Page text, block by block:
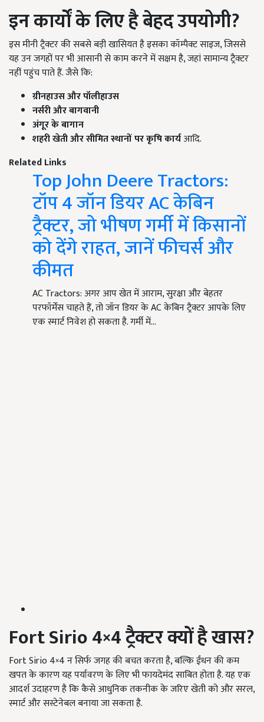
इन कार्यों के लिए है बेहद उपयोगी?
इस मीनी ट्रैक्टर की सबसे बड़ी खासियत है इसका कॉम्पैक्ट साइज, जिससे
यह उन जगहों पर भी आसानी से काम करने में सक्षम है, जहां सामान्य ट्रैक्टर
नहीं पहुंच पाते हैं. जैसे कि:
ग्रीनहाउस और पॉलीहाउस
नर्सरी और बागवानी
अंगूर के बागान
शहरी खेती और सीमित स्थानों पर कृषि कार्यआदि.
Related Links
Top John Deere Tractors:
टॉप 4 जॉन डियर AC केबिन
ट्रैक्टर, जो भीषण गर्मी में किसानों
को देंगे राहत, जानें फीचर्स और
कीमत
AC Tractors: अगर आप खेत में आराम, सुरक्षा और बेहतर
परफॉर्मेंस चाहते हैं, तो जॉन डियर के AC केबिन ट्रैक्टर आपके लिए
एक स्मार्ट निवेश हो सकता है. गर्मी में…
Fort Sirio 4×4ट्रैक्टर क्यों है खास?
Fort Sirio 4×4 न सिर्फ जगह की बचत करता है, बल्कि ईंधन की कम
खपत के कारण यह पर्यावरण के लिए भी फायदेमंद साबित होता है. यह एक
आदर्श उदाहरण है कि कैसे आधुनिक तकनीक के जरिए खेती को और सरल,
स्मार्ट और सस्टेनेबल बनाया जा सकता है.